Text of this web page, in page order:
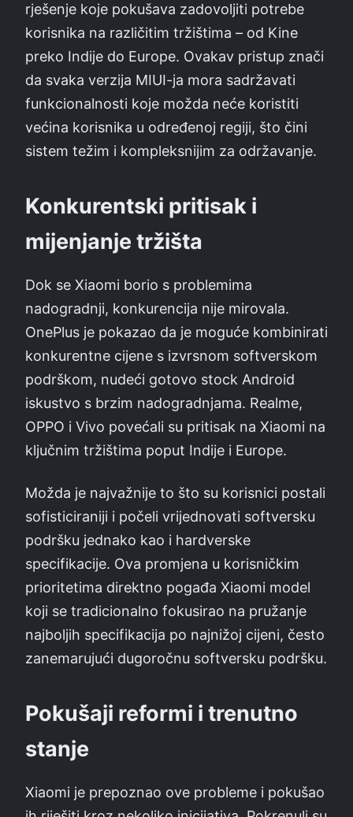
rješenje koje pokušava zadovoljiti potrebe
korisnika na različitim tržištima – od Kine
preko Indije do Europe. Ovakav pristup znači
da svaka verzija MIUI-ja mora sadržavati
funkcionalnosti koje možda neće koristiti
većina korisnika u određenoj regiji, što čini
sistem težim i kompleksnijim za održavanje.
Konkurentski pritisak i
mijenjanje tržišta
Dok se Xiaomi borio s problemima
nadogradnji, konkurencija nije mirovala.
OnePlus je pokazao da je moguće kombinirati
konkurentne cijene s izvrsnom softverskom
podrškom, nudeći gotovo stock Android
iskustvo s brzim nadogradnjama. Realme,
OPPO i Vivo povećali su pritisak na Xiaomi na
ključnim tržištima poput Indije i Europe.
Možda je najvažnije to što su korisnici postali
sofisticiraniji i počeli vrijednovati softversku
podršku jednako kao i hardverske
specifikacije. Ova promjena u korisničkim
prioritetima direktno pogađa Xiaomi model
koji se tradicionalno fokusirao na pružanje
najboljih specifikacija po najnižoj cijeni, često
zanemarujući dugoročnu softversku podršku.
Pokušaji reformi i trenutno
stanje
Xiaomi je prepoznao ove probleme i pokušao